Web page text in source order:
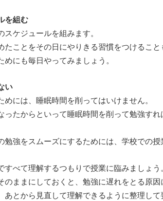
を組む
スケジュールを組みます。
たことをその日にやりきる習慣をつけること
めにも毎日やってみましょう。
い
めには、睡眠時間を削ってはいけません。
ったからといって睡眠時間を削って勉強す
勉強をスムーズにするためには、学校での授
すべて理解するつもりで授業に臨みましょう
のままにしておくと、勉強に遅れをとる原因
あとから見直して理解できるように整理して